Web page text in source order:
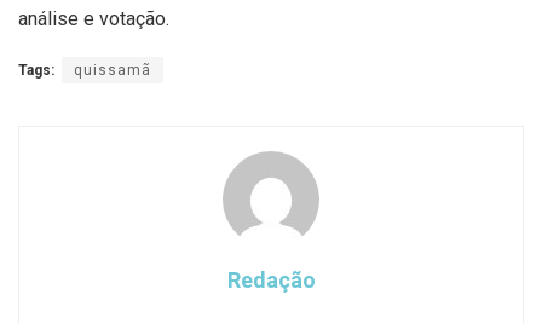
análise e votação.
Tags: quissamã
Redação